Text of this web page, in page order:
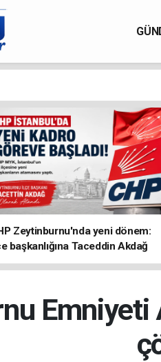
Zeytinburnu'nda yeni dönem:
başkanlığına Taceddin Akdağ